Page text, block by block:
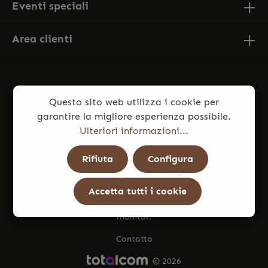
Eventi speciali
Area clienti
* Tutti i prezzi sono comprensivi di IVA più
spese di spedizione
ed eventuali spese di consegna, se non
diversamente indicato.
Le foto dei prodotti potrebbero presentare lievi differenze
di colore rispetto all’articolo reale, dovute a illuminazione e
monitor.
© 2026
Contatto
Questo sito web utilizza i cookie per
garantire la migliore esperienza possibile.
Ulteriori informazioni...
Rifiuta Configura
Accetta tutti i cookie